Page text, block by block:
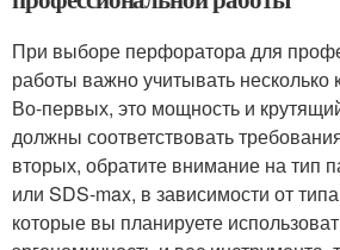
При выборе перфоратора для
работы важно учитывать
Во-первых, это мощность и
должны соответствовать
вторых, обратите внимание на тип
или SDS-max, в зависимости от
которые вы планируете